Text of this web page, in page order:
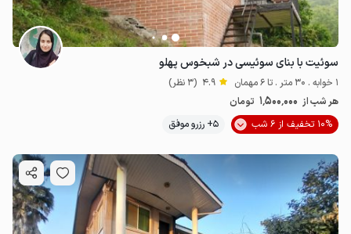
سوئیت با بنای سوئیسی در شبخوس پهلو
1 خوابه . 30 متر . تا 6 مهمان 4.9 (3 نظر)
هر شب از 1٬500٬000 تومان
10% تخفیف از 6 شب
5+ رزرو موفق